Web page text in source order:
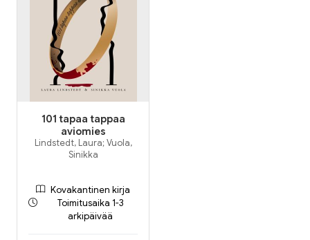
101 tapaa tappaa
aviomies
Lindstedt, Laura; Vuola,
Sinikka
Kovakantinen kirja
Toimitusaika 1-3
arkipäivää